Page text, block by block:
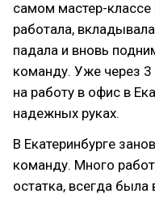
самом мастер-
работала,
падала и вновь
команду. Уже через
на работу в офис в
надежных руках.
В Екатеринбурге
команду. Много
остатка, всегда была